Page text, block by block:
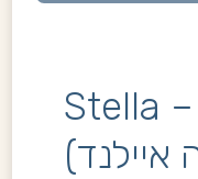
ריזורט וספא – Stella